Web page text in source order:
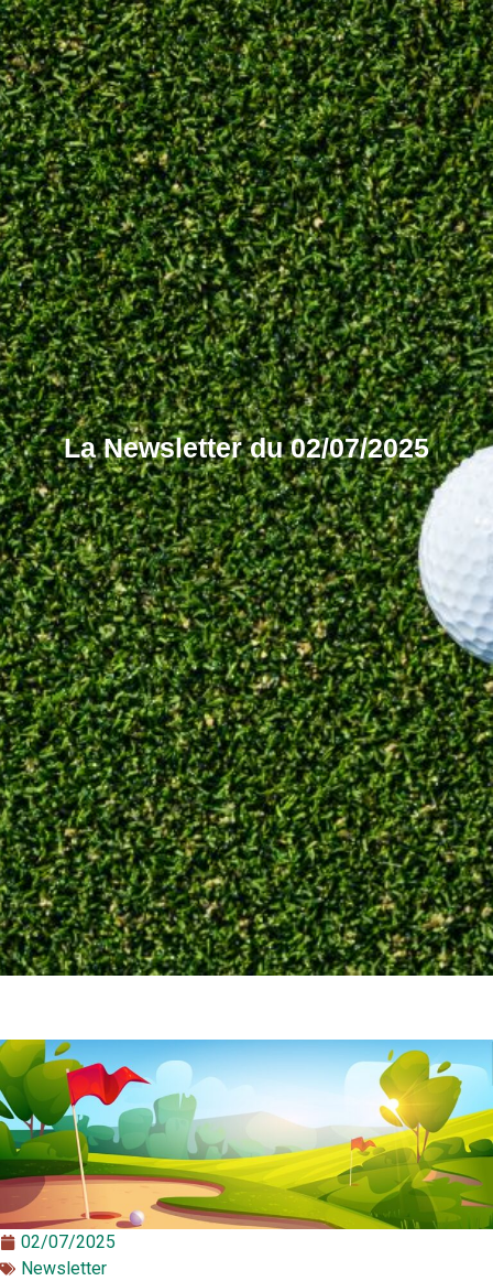
La Newsletter du 02/07/2025
02/07/2025
Newsletter